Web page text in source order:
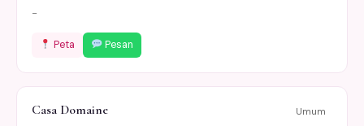
-
Peta Pesan
Casa Domaine Umum